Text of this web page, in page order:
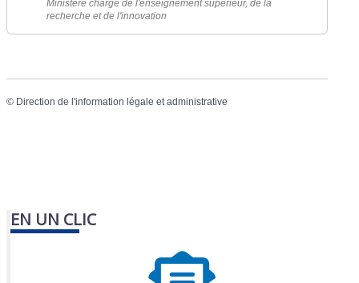
Ministère chargé de l'enseignement supérieur, de la
recherche et de l'innovation
© Direction de l'information légale et administrative
EN UN CLIC